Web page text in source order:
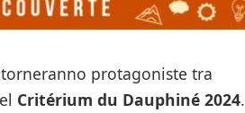
protagoniste tra
Critérium du Dauphiné 2024.